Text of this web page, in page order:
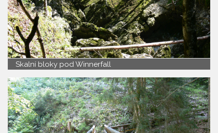
Skalní bloky pod Winnerfall